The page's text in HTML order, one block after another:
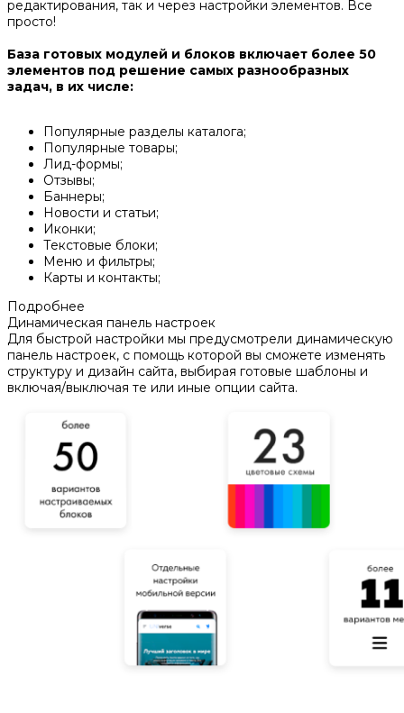
редактирования, так и через настройки элементов. Все
просто!
База готовых модулей и блоков включает более 50
элементов под решение самых разнообразных
задач, в их числе:
Популярные разделы каталога;
Популярные товары;
Лид-формы;
Отзывы;
Баннеры;
Новости и статьи;
Иконки;
Текстовые блоки;
Меню и фильтры;
Карты и контакты;
Подробнее
Динамическая панель настроек
Для быстрой настройки мы предусмотрели динамическую
панель настроек, с помощь которой вы сможете изменять
структуру и дизайн сайта, выбирая готовые шаблоны и
включая/выключая те или иные опции сайта.